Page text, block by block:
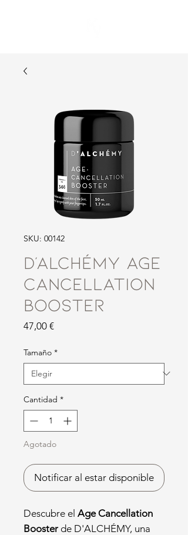
SKU: 00142
D'ALCHÉMY Age
Cancellation
Booster
47,00 €Precio
Tamaño *
Cantidad *
Agotado
Notificar al estar disponible
Descubre el Age Cancellation
Booster de D'ALCHÉMY, una